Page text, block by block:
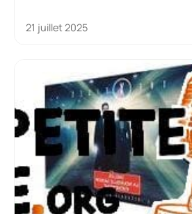
21 juillet 2025